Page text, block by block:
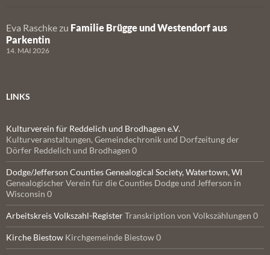
Eva Raschke zu Familie Brügge und Westendorf aus
Parkentin
14. MAI 2026
LINKS
Kulturverein für Reddelich und Brodhagen e.V.
Kulturveranstaltungen, Gemeindechronik und Dorfzeitung der
Dörfer Reddelich und Brodhagen 0
Dodge/Jefferson Counties Genealogical Society, Watertown, WI
Genealogischer Verein für die Counties Dodge und Jefferson in
Wisconsin 0
Arbeitskreis Volkszahl-RegisterTranskription von Volkszählungen 0
Kirche Biestow Kirchgemeinde Biestow 0